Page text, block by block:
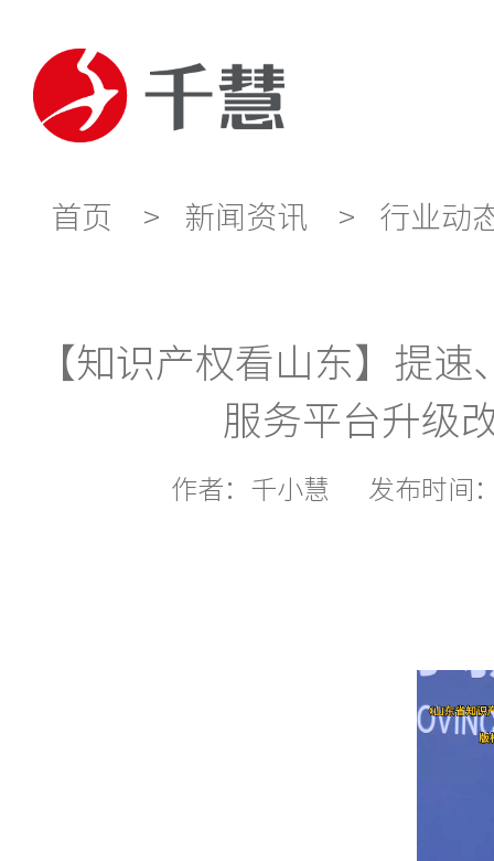
首页 > 新闻资讯 > 行业动
【知识产权看山东】提
服务平台升级
作者： 千小慧 发布时间